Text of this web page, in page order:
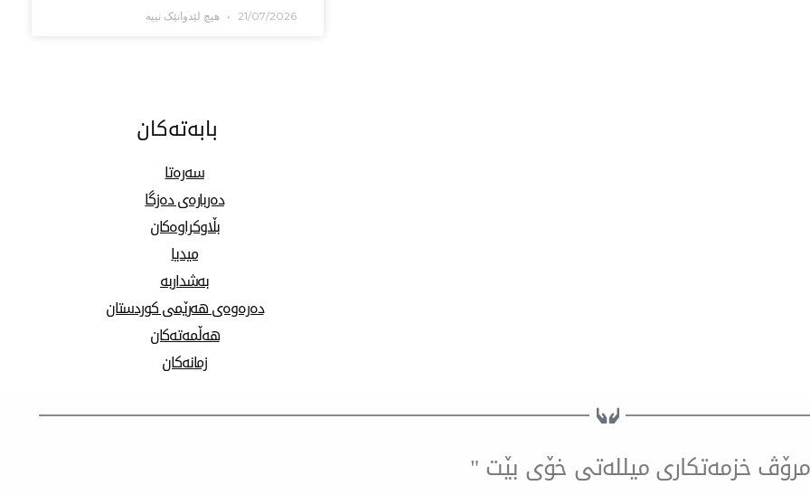
21/07/2026 هیچ لێدوانێک نییە
بابەتەکان
سەرەتا
دەربارەی دەزگا
بڵاوکراوەکان
میدیا
بەشداربە
دەرەوەی هەرێمی کوردستان
هەڵمەتەکان
زمانەکان
مرۆڤ خزمەتكاری میللەتی خۆی بێت "